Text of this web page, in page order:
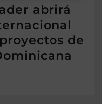
abrirá
de